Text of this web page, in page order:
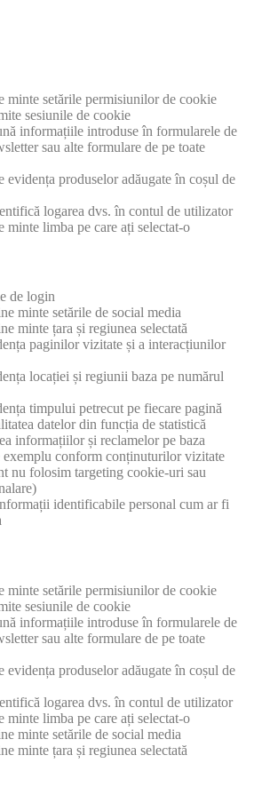
minte setările permisiunilor de cookie
sesiunile de cookie
informațiile introduse în formularele de
sau alte formulare de pe toate
evidența produselor adăugate în coșul de
logarea dvs. în contul de utilizator
minte limba pe care ați selectat-o
de login
minte setările de social media
minte țara și regiunea selectată
paginilor vizitate și a interacțiunilor
locației și regiunii baza pe numărul
timpului petrecut pe fiecare pagină
datelor din funcția de statistică
informațiilor și reclamelor pe baza
exemplu conform conținuturilor vizitate
nu folosim targeting cookie-uri sau
identificabile personal cum ar fi
minte setările permisiunilor de cookie
sesiunile de cookie
informațiile introduse în formularele de
sau alte formulare de pe toate
evidența produselor adăugate în coșul de
logarea dvs. în contul de utilizator
minte limba pe care ați selectat-o
minte setările de social media
minte țara și regiunea selectată